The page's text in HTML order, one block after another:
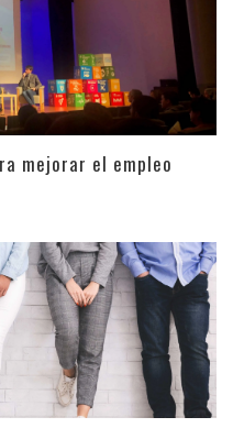
mejorar el empleo